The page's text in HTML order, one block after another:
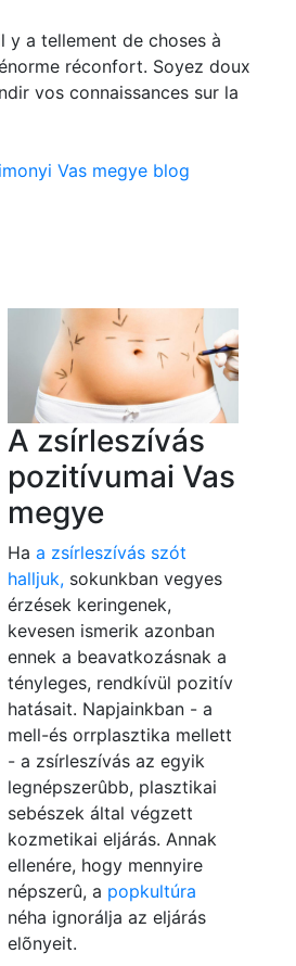
y a tellement de choses à
réconfort. Soyez doux
vos connaissances sur la
Vas megye blog
A zsírleszívás
pozitívumai Vas
megye
Ha a zsírleszívás szót
halljuk,sokunkban vegyes
érzések keringenek,
kevesen ismerik azonban
ennek a beavatkozásnak a
tényleges, rendkívül pozitív
hatásait. Napjainkban - a
mell-és orrplasztika mellett
- a zsírleszívás az egyik
legnépszerûbb, plasztikai
sebészek által végzett
kozmetikai eljárás. Annak
ellenére, hogy mennyire
népszerû, a popkultúra
néha ignorálja az eljárás
elõnyeit.